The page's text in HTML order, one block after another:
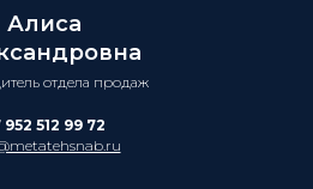
Алиса
отдела продаж
952 512 99 72